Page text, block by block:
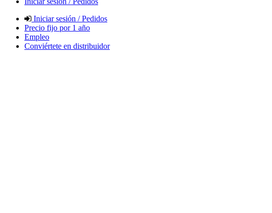
Iniciar sesión / Pedidos
Precio fijo por 1 año
Empleo
Conviértete en distribuidor